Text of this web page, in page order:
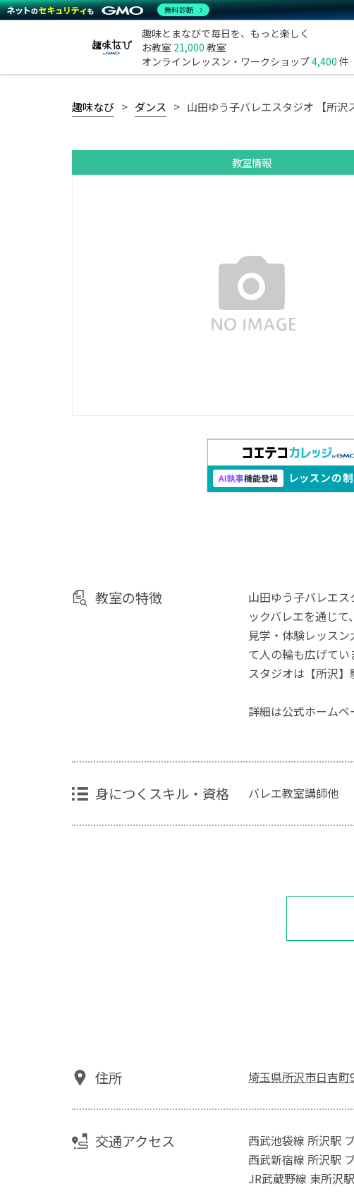
趣味とまなびで毎日を、もっと楽しく
お教室 21,000 教室
オンラインレッスン・ワークショップ4,400 件
趣味なび ダンス 山田ゆう子バレエスタジオ 【所沢
教室情報
教室の特徴
山田ゆう子バレエ
ックバレエを通じ
見学・体験レッス
て人の輪も広げてい
スタジオは【所沢
詳細は公式ホームペ
身につくスキル・資格 バレエ教室講師他
住所 埼玉県所沢市日吉
交通アクセス
西武池袋線 所沢駅
西武新宿線 所沢駅
JR武蔵野線 東所沢
無料診断